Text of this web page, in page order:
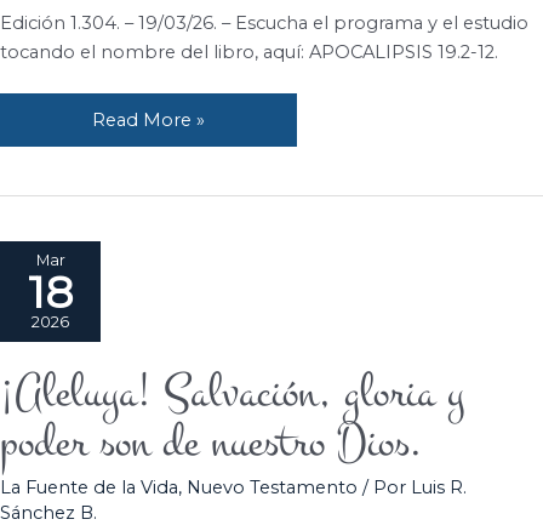
Edición 1.304. – 19/03/26. – Escucha el programa y el estudio
tocando el nombre del libro, aquí: APOCALIPSIS 19.2-12.
su
Iglesia.
Read More »
Mar
18
2026
¡Aleluya! Salvación, gloria y
poder son de nuestro Dios.
La Fuente de la Vida, Nuevo Testamento / Por Luis R.
Sánchez B.
¡Aleluya!
Salvación,
gloria
poder